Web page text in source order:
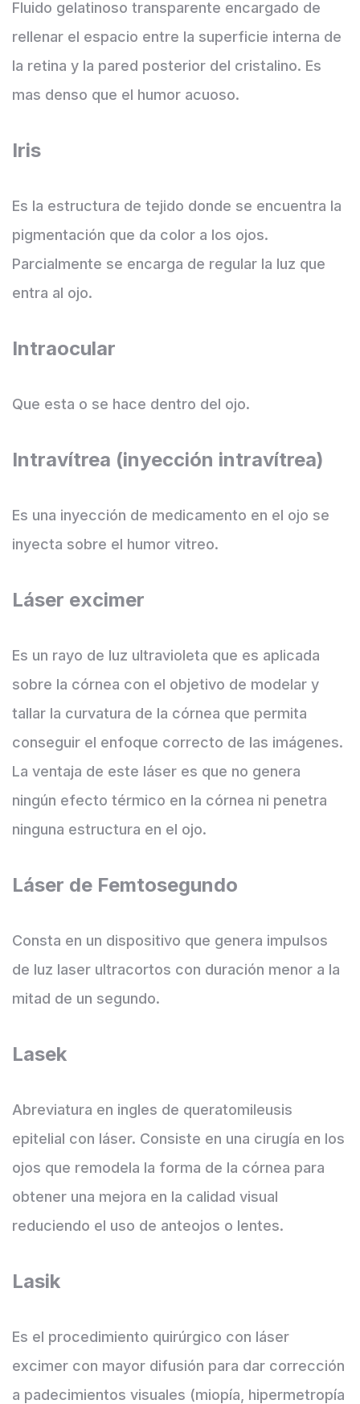
Fluido gelatinoso transparente encargado de
rellenar el espacio entre la superficie interna de
la retina y la pared posterior del cristalino. Es
mas denso que el humor acuoso.
Iris
Es la estructura de tejido donde se encuentra la
pigmentación que da color a los ojos.
Parcialmente se encarga de regular la luz que
entra al ojo.
Intraocular
Que esta o se hace dentro del ojo.
Intravítrea (inyección intravítrea)
Es una inyección de medicamento en el ojo se
inyecta sobre el humor vitreo.
Láser excimer
Es un rayo de luz ultravioleta que es aplicada
sobre la córnea con el objetivo de modelar y
tallar la curvatura de la córnea que permita
conseguir el enfoque correcto de las imágenes.
La ventaja de este láser es que no genera
ningún efecto térmico en la córnea ni penetra
ninguna estructura en el ojo.
Láser de Femtosegundo
Consta en un dispositivo que genera impulsos
de luz laser ultracortos con duración menor a la
mitad de un segundo.
Lasek
Abreviatura en ingles de queratomileusis
epitelial con láser. Consiste en una cirugía en los
ojos que remodela la forma de la córnea para
obtener una mejora en la calidad visual
reduciendo el uso de anteojos o lentes.
Lasik
Es el procedimiento quirúrgico con láser
excimer con mayor difusión para dar corrección
a padecimientos visuales (miopía, hipermetropía